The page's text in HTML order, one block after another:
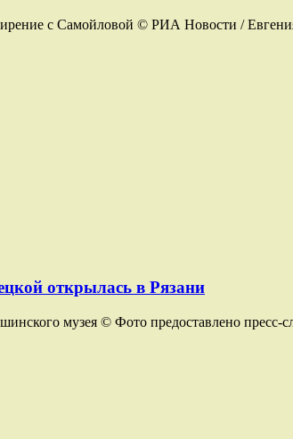
с Самойловой © РИА Новости /
открылась в Рязани
музея © Фото предоставлено пресс-